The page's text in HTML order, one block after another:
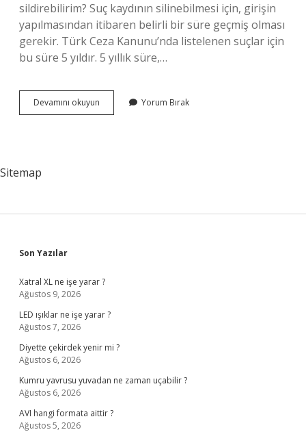
sildirebilirim? Suç kaydının silinebilmesi için, girişin
yapılmasından itibaren belirli bir süre geçmiş olması
gerekir. Türk Ceza Kanunu’nda listelenen suçlar için
bu süre 5 yıldır. 5 yıllık süre,…
Devamını okuyun
Silinir
Yorum Bırak
Sitemap
Sidebar
Son Yazılar
Xatral XL ne işe yarar ?
Ağustos 9, 2026
LED ışıklar ne işe yarar ?
Ağustos 7, 2026
Diyette çekirdek yenir mi ?
Ağustos 6, 2026
Kumru yavrusu yuvadan ne zaman uçabilir ?
Ağustos 6, 2026
AVI hangi formata aittir ?
Ağustos 5, 2026